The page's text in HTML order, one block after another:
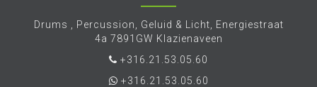
Drums , Percussion, Geluid & Licht, Energiestraat
4a 7891GW Klazienaveen
+316.21.53.05.60
+316.21.53.05.60